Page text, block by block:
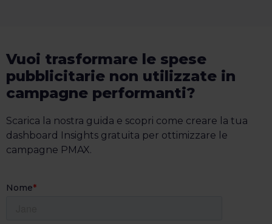
Vuoi trasformare le spese
pubblicitarie non utilizzate in
campagne performanti?
Scarica la nostra guida e scopri come creare la tua
dashboard Insights gratuita per ottimizzare le
campagne PMAX.